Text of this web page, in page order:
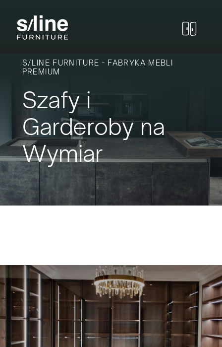
content
S/LINE FURNITURE - FABRYKA MEBLI
PREMIUM
Szafy i
Garderoby na
Wymiar